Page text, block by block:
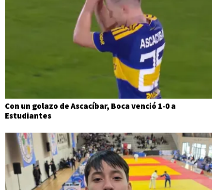
Con un golazo de Ascacíbar, Boca venció 1-0 a
Estudiantes